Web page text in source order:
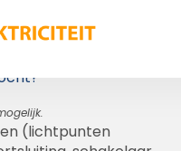
(lichtpunten